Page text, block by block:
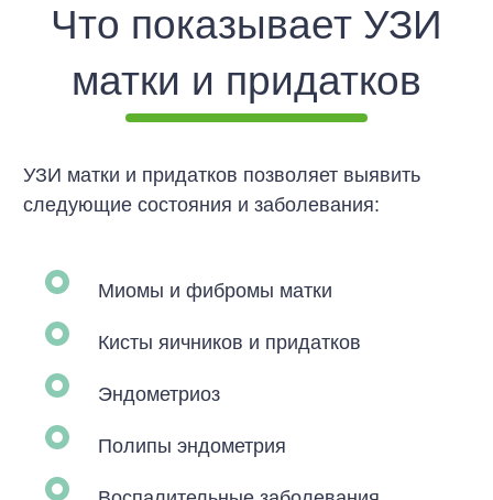
Что показывает УЗИ
матки и придатков
УЗИ матки и придатков позволяет выявить
следующие состояния и заболевания:
Миомы и фибромы матки
Кисты яичников и придатков
Эндометриоз
Полипы эндометрия